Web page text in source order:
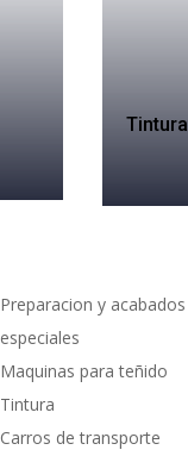
Tintura
Preparacion y acabados
especiales
Maquinas para teñido
Tintura
Carros de transporte